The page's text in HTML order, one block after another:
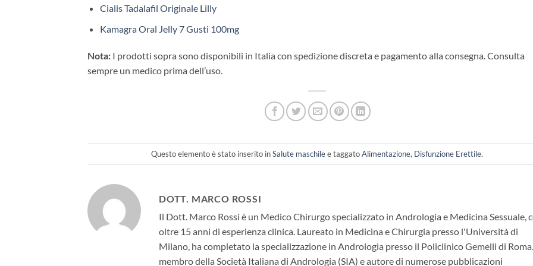
Cialis Tadalafil Originale Lilly
Kamagra Oral Jelly 7 Gusti 100mg
Nota: I prodotti sopra sono disponibili in Italia con spedizione discreta e pagamento alla consegna. Consulta
sempre un medico prima dell’uso.
Questo elemento è stato inserito inSalute maschilee taggatoAlimentazione, Disfunzione Erettile.
DOTT. MARCO ROSSI
Il Dott. Marco Rossi è un Medico Chirurgo specializzato in Andrologia e Medicina Sessuale,
oltre 15 anni di esperienza clinica. Laureato in Medicina e Chirurgia presso l'Università di
Milano, ha completato la specializzazione in Andrologia presso il Policlinico Gemelli di
membro della Società Italiana di Andrologia (SIA) e autore di numerose pubblicazioni